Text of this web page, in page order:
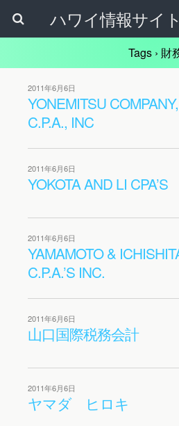
Tags › 財
2011年6月6日
YONEMITSU COMPANY,
C.P.A., INC
2011年6月6日
YOKOTA AND LI CPA’S
2011年6月6日
YAMAMOTO &
C.P.A.’S INC.
2011年6月6日
山口国際税務会計
2011年6月6日
ヤマダ ヒロキ